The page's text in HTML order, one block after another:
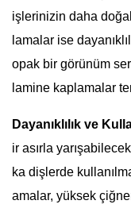
işlerinizin daha
lamalar ise
opak bir görünüm
lamine kaplamalar
Dayanıklılık ve
ir asırla
ka dişlerde
amalar, yüksek